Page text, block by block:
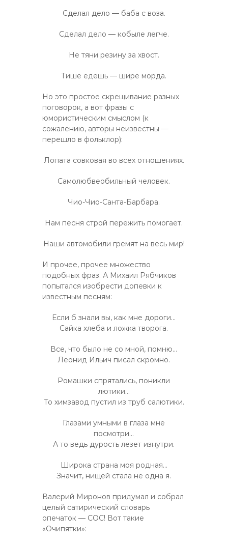
Сделал дело — баба с воза.
Сделал дело — кобыле легче.
Не тяни резину за хвост.
Тише едешь — шире морда.
Но это простое скрещивание разных
поговорок, а вот фразы с
юмористическим смыслом (к
сожалению, авторы неизвестны —
перешло в фольклор):
Лопата совковая во всех отношениях.
Самолюбвеобильный человек.
Чио-Чио-Санта-Барбара.
Нам песня строй пережить помогает.
Наши автомобили гремят на весь мир!
И прочее, прочее множество
подобных фраз. А Михаил Рябчиков
попытался изобрести допевки к
известным песням:
Если б знали вы, как мне дороги…
Сайка хлеба и ложка творога.
Все, что было не со мной, помню…
Леонид Ильич писал скромно.
Ромашки спрятались, поникли
лютики…
То химзавод пустил из труб салютики.
Глазами умными в глаза мне
посмотри…
А то ведь дурость лезет изнутри.
Широка страна моя родная…
Значит, нищей стала не одна я.
Валерий Миронов придумал и собрал
целый сатирический словарь
опечаток — СОС! Вот такие
«Очипятки»: